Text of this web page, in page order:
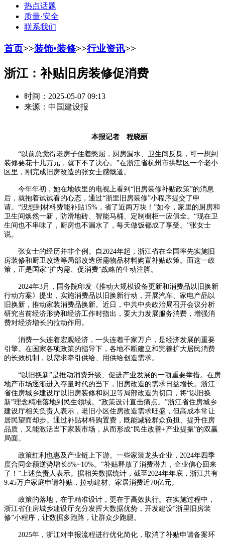
热点话题
质量·安全
联系我们
首页>>装饰•装修>>行业资讯>>
浙江：补贴旧房装修促消费
时间：2025-05-07 09:13
来源：中国建设报
本报记者 程晓丽
“以前总觉得老房子住着憋屈，厨房漏水、卫生间反臭，可一想到
装修要花十几万元，就下不了决心。”在浙江省杭州市拱墅区一个老小
区里，刚完成旧房改造的张女士感慨道。
今年年初，她在地铁里的电视上看到“旧房装修补贴政策”的消息
后，就抱着试试看的心态，通过“浙里旧房装修”小程序提交了申
请。“没想到材料费能补贴15%，省了近两万块！”如今，家里的厨房和
卫生间焕然一新，防滑地砖、智能马桶、定制橱柜一应俱全。“现在卫
生间也不串味了，厨房也不漏水了，每天做饭都成了享受。”张女士
说。
张女士的经历并非个例。自2024年起，浙江省在全国率先实施旧
房装修和厨卫改造等局部改造所需物品材料购置补贴政策。而这一政
策，正是国家“扩内需、促消费”战略的生动注脚。
2024年3月，国务院印发《推动大规模设备更新和消费品以旧换新
行动方案》提出，实施消费品以旧换新行动，开展汽车、家电产品以
旧换新，推动家装消费品换新。近日，中共中央政治局召开会议分析
研究当前经济形势和经济工作时指出，要大力发展服务消费，增强消
费对经济增长的拉动作用。
消费一头连着宏观经济，一头连着千家万户，是经济发展的重要
引擎。在国家各项政策的指导下，各地不断建立和完善扩大居民消费
的长效机制，以需求牵引供给、用供给创造需求。
“以旧换新”是推动消费升级、促进产业发展的一项重要举措。在房
地产市场逐渐进入存量时代的当下，旧房改造的需求日益增长。浙江
省住房城乡建设厅以旧房装修和厨卫等局部改造为切口，将“以旧换
新”理念精准落地到民生领域。“政策设计直击痛点。”浙江省住房城乡
建设厅相关负责人表示，老旧小区住房改造需求旺盛，但高成本常让
居民望而却步。通过补贴材料购置费，既能减轻群众负担、提升住房
品质，又能激活当下家装市场，从而形成“民生改善+产业提振”的双赢
局面。
政策红利也惠及产业链上下游。一些家装龙头企业，2024年四季
度合同金额逆势增长8%~10%。“补贴释放了消费潜力，企业信心回来
了！”上述负责人表示。据相关数据统计，截至2024年年底，浙江共有
9.45万户家庭申请补贴，拉动建材、家居消费近70亿元。
政策的落地，在于精准设计，更在于高效执行。在实施过程中，
浙江省住房城乡建设厅充分发挥大数据优势，开发建设“浙里旧房装
修”小程序，让数据多跑路，让群众少跑腿。
2025年，浙江对申报流程进行优化简化，取消了补贴申请备案环